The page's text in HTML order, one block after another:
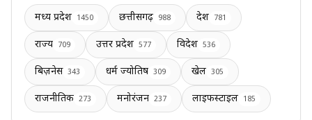
मध्य प्रदेश 1450 छत्तीसगढ़ 988 देश 781
राज्य 709 उत्तर प्रदेश 577 विदेश 536
बिज़नेस 343 धर्म ज्योतिष 309 खेल 305
राजनीतिक 273 मनोरंजन 237 लाइफस्टाइल 185